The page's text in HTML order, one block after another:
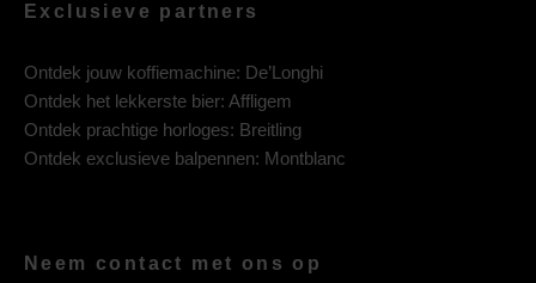
Exclusieve partners
Ontdek jouw koffiemachine: De’Longhi
Ontdek het lekkerste bier: Affligem
Ontdek prachtige horloges: Breitling
Ontdek exclusieve balpennen: Montblanc
Neem contact met ons op